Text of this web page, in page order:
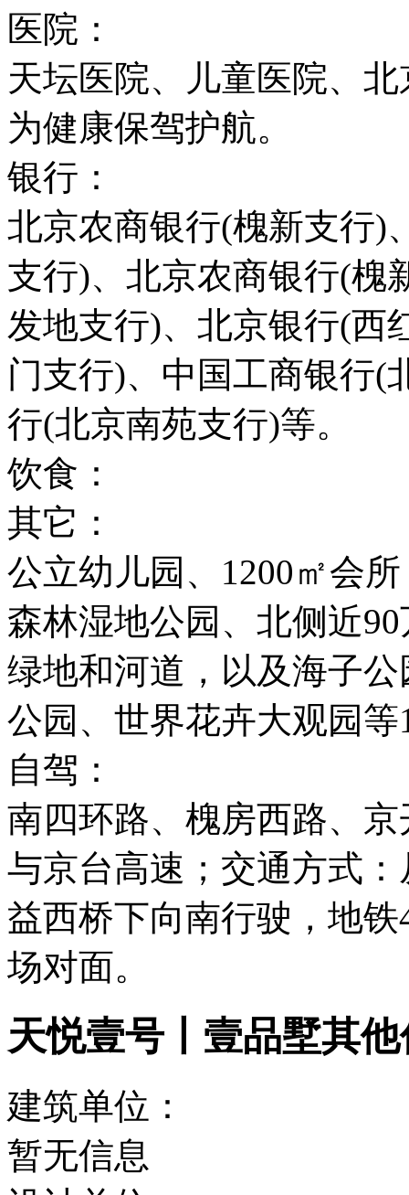
医院：
天坛医院、儿童医院、
为健康保驾护航。
银行：
北京农商银行(槐新支行)
支行)、北京农商银行(槐
发地支行)、北京银行(西
门支行)、中国工商银行(
行(北京南苑支行)等。
饮食：
其它：
公立幼儿园、1200㎡会
森林湿地公园、北侧近
绿地和河道，以及海子
公园、世界花卉大观园
自驾：
南四环路、槐房西路、
与京台高速；交通方式
益西桥下向南行驶，地
场对面。
天悦壹号丨壹品墅其
建筑单位：
暂无信息